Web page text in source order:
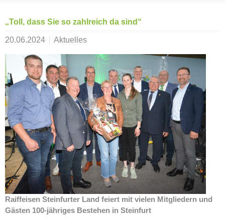
„Toll, dass Sie so zahlreich da sind“
20.06.2024 Aktuelles
Raiffeisen Steinfurter Land feiert mit vielen Mitgliedern und
Gästen 100-jähriges Bestehen in Steinfurt